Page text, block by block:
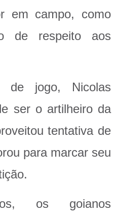
em campo, como
de respeito aos
de jogo, Nicolas
ser o artilheiro da
tentativa de
para marcar seu
os goianos